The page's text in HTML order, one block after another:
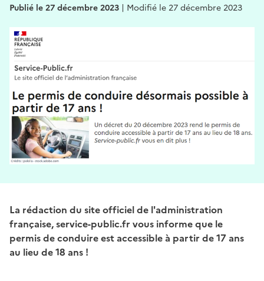
Publié le 27 décembre 2023 | Modifié le 27 décembre 2023
La rédaction du site officiel de l'administration
française, service-public.fr vous informe que le
permis de conduire est accessible à partir de 17 ans
au lieu de 18 ans !